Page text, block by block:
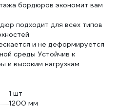
бордюров экономит вам
подходит для всех типов
и не деформируется
среды Устойчив к
и высоким нагрузкам
1 шт
1200 мм